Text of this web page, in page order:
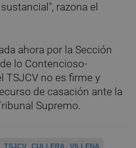
razona el
ahora por la Sección
lo Contencioso-
TSJCV no es firme y
de casación ante la
Supremo.
TSJCV CULLERA VILLENA